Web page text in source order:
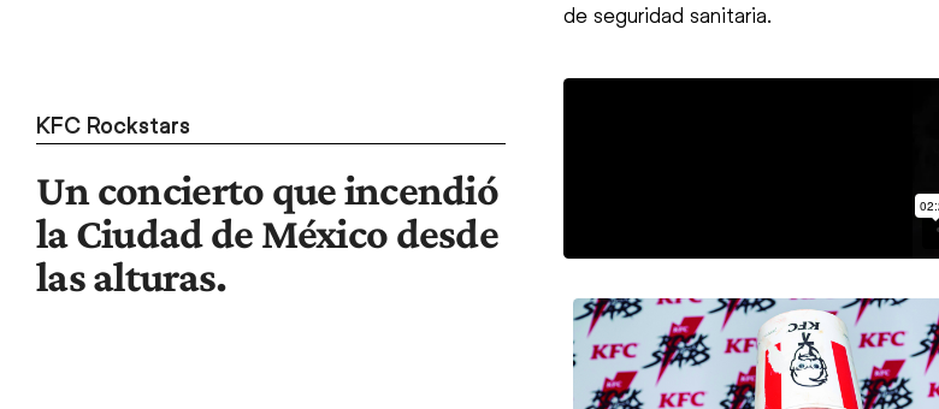
de seguridad sanitaria.
KFC Rockstars
Un concierto que incendió
la Ciudad de México desde
las alturas.